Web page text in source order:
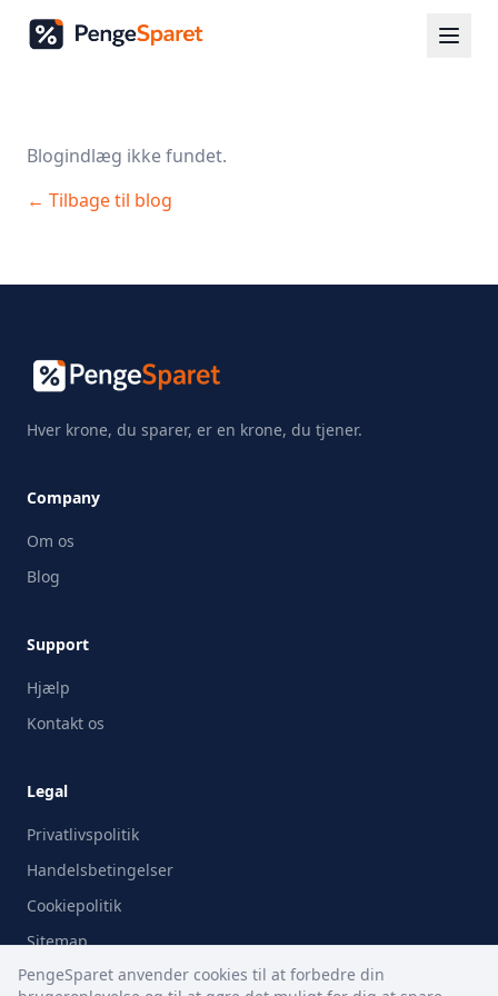
Blogindlæg ikke fundet.
← Tilbage til blog
Hver krone, du sparer, er en krone, du tjener.
Company
Om os
Blog
Support
Hjælp
Kontakt os
Legal
Privatlivspolitik
Handelsbetingelser
Cookiepolitik
Sitemap
PengeSparet anvender cookies til at forbedre din